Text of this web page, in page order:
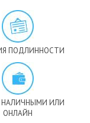
ПОДЛИННОСТИ
НАЛИЧНЫМИ ИЛИ
ОНЛАЙН